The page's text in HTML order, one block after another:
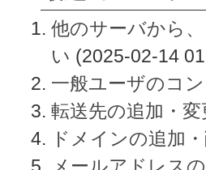
他のサーバから
い (2025-02-14
一般ユーザのコ
転送先の追加・
ドメインの追加
メールアドレス